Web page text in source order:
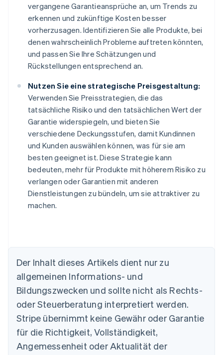
vergangene Garantieansprüche an, um Trends zu
erkennen und zukünftige Kosten besser
vorherzusagen. Identifizieren Sie alle Produkte, bei
denen wahrscheinlich Probleme auftreten könnten,
und passen Sie Ihre Schätzungen und
Rückstellungen entsprechend an.
Nutzen Sie eine strategische Preisgestaltung:
Verwenden Sie Preisstrategien, die das
tatsächliche Risiko und den tatsächlichen Wert der
Garantie widerspiegeln, und bieten Sie
verschiedene Deckungsstufen, damit Kundinnen
und Kunden auswählen können, was für sie am
besten geeignet ist. Diese Strategie kann
bedeuten, mehr für Produkte mit höherem Risiko zu
verlangen oder Garantien mit anderen
Dienstleistungen zu bündeln, um sie attraktiver zu
machen.
Der Inhalt dieses Artikels dient nur zu
allgemeinen Informations- und
Bildungszwecken und sollte nicht als Rechts-
oder Steuerberatung interpretiert werden.
Stripe übernimmt keine Gewähr oder Garantie
für die Richtigkeit, Vollständigkeit,
Angemessenheit oder Aktualität der
Australien
English
Nederlands FrançaisDeutschEnglish
Brasilien
English
Bulgarien